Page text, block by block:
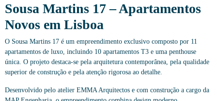
Sousa Martins 17 – Apartamentos
Novos em Lisboa
O Sousa Martins 17 é um empreendimento exclusivo composto por 11
apartamentos de luxo, incluindo 10 apartamentos T3 e uma penthouse
única. O projeto destaca-se pela arquitetura contemporânea, pela qualidade
superior de construção e pela atenção rigorosa ao detalhe.
Desenvolvido pelo atelier EMMA Arquitectos e com construção a cargo da